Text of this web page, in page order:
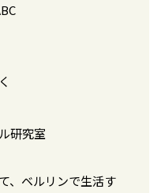
研究室
、ベルリンで生活す